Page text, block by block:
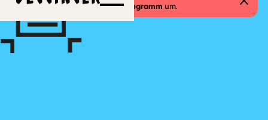
gerne in unseremaktuellen Programm um.